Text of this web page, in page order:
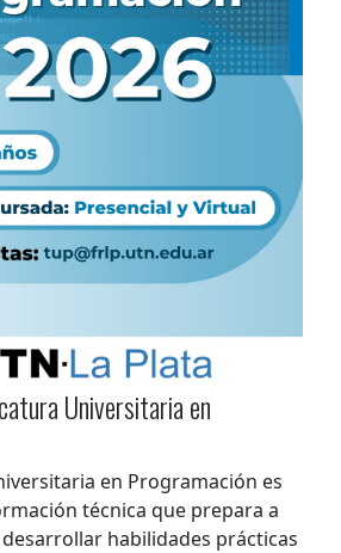
Universitaria en
en Programación es
técnica que prepara a
habilidades prácticas